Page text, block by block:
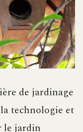
de jardinage
technologie et
le jardin